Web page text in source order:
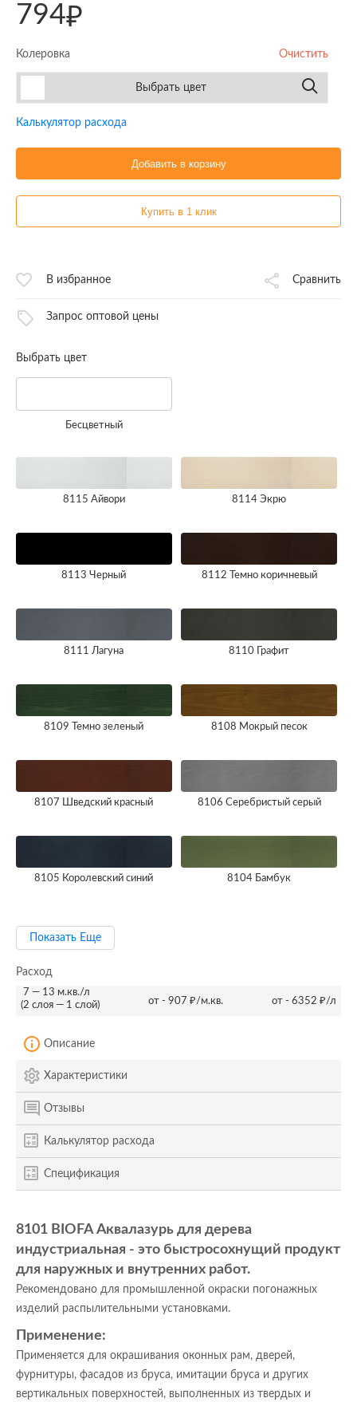
794₽
Колеровка Очистить
Выбрать цвет
Калькулятор расхода
Добавить в корзину
Купить в 1 клик
В избранное Сравнить
Запрос оптовой цены
Выбрать цвет
Бесцветный
8115 Айвори 8114 Экрю
8113 Черный 8112 Темно коричневый
8111 Лагуна 8110 Графит
8109 Темно зеленый 8108 Мокрый песок
8107 Шведский красный 8106 Серебристый серый
8105 Королевский синий 8104 Бамбук
Показать Еще
Расход
7 — 13 м.кв./л
(2 слоя — 1 слой)
от - 907 ₽/м.кв. от - 6352 ₽/л
Описание
Характеристики
Отзывы
Калькулятор расхода
Спецификация
8101 BIOFAАквалазурь для дерева
индустриальная - это быстросохнущий продукт
для наружных и внутренних работ.
Рекомендовано для промышленной окраски погонажных
изделий распылительными установками.
Применение:
Применяется для окрашивания оконных рам, дверей,
фурнитуры, фасадов из бруса, имитации бруса и других
вертикальных поверхностей, выполненных из твердых и